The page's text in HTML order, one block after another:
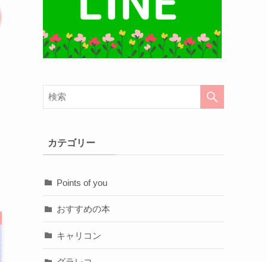
カテゴリー
Points of you
おすすめの本
キャリコン